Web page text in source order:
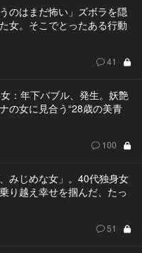
のはまだ怖い」ズボラを隠
女。そこでとったある行動
41
：年下バブル、発生。妖艶
の女に見合う“28歳の美青
100
みじめな女」。40代独身女
り越え幸せを掴んだ、たっ
51